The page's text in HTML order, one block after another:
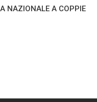
NAZIONALE A COPPIE